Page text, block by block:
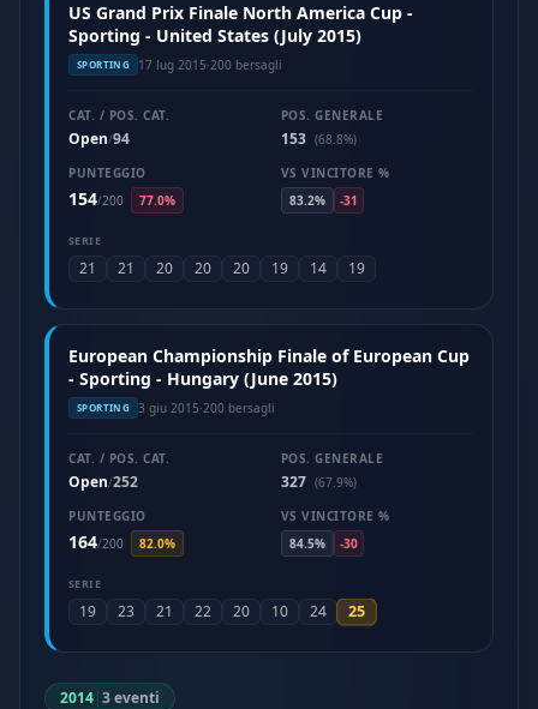
US Grand Prix Finale North America Cup -
Sporting - United States (July 2015)
SPORTING 17 lug 2015·200 bersagli
CAT. / POS. CAT.
Open/94
POS. GENERALE
153 (68.8%)
PUNTEGGIO
154/200 77.0%
VS VINCITORE %
83.2%
-31
SERIE
21 21 20 20 20 19 14 19
European Championship Finale of European Cup
- Sporting - Hungary (June 2015)
SPORTING 3 giu 2015·200 bersagli
CAT. / POS. CAT.
Open/252
POS. GENERALE
327 (67.9%)
PUNTEGGIO
164/200 82.0%
VS VINCITORE %
84.5%
-30
SERIE
19 23 21 22 20 10 24 25
2014|3 eventi